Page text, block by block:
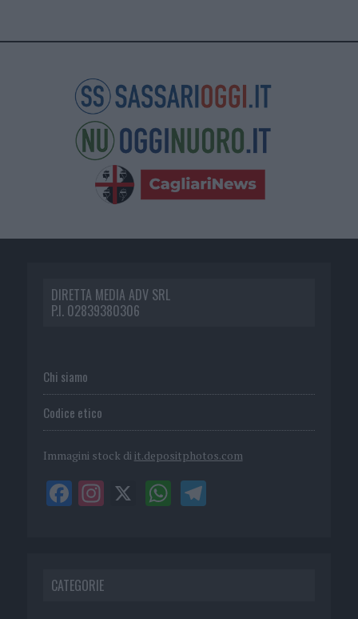
DIRETTA MEDIA ADV SRL
P.I. 02839380306
Chi siamo
Codice etico
Immagini stock di it.depositphotos.com
CATEGORIE